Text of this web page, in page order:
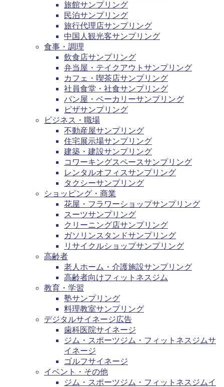
旅館サンプリング
民泊サンプリング
旅行代理店サンプリング
中国人観光客サンプリング
食事・調理
飲食店サンプリング
弁当屋・テイクアウトサンプリング
カフェ・喫茶店サンプリング
社員食堂・社食サンプリング
パン屋・ベーカリーサンプリング
ピザサンプリング
ビジネス・職場
不動産屋サンプリング
住宅展示場サンプリング
建築・建設サンプリング
コワーキングスペースサンプリング
レンタルオフィスサンプリング
タクシーサンプリング
ショッピング・商業
花屋・フラワーショップサンプリング
スーツサンプリング
クリーニング店サンプリング
ガソリンスタンドサンプリング
リサイクルショップサンプリング
高齢者
老人ホーム・介護施設サンプリング
高齢者向けフィットネスジム
教育・学習
塾サンプリング
料理教室サンプリング
デジタルサイネージ広告
歯科医院サイネージ
ジム・スポーツジム・フィットネスジムサ
イネージ
ゴルフサイネージ
イベント・その他
ジム・スポーツジム・フィットネスジムイ